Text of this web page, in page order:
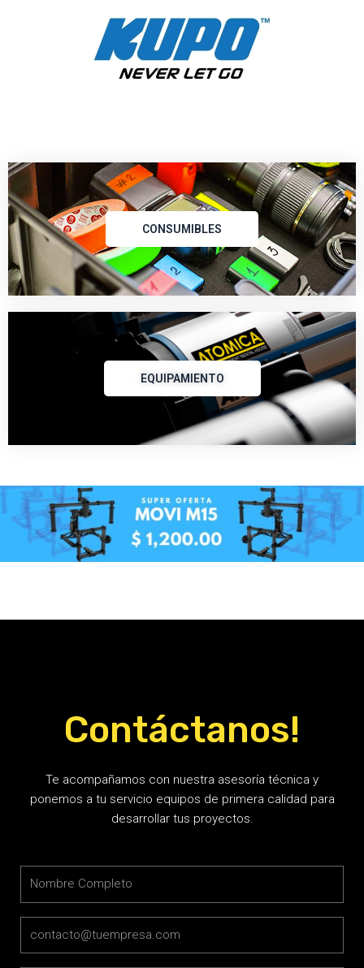
CONSUMIBLES
EQUIPAMIENTO
Contáctanos!
Te acompañamos con nuestra asesoría técnica y
ponemos a tu servicio equipos de primera calidad para
desarrollar tus proyectos.